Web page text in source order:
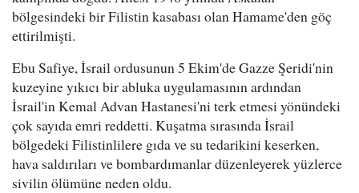
bölgesindeki bir Filistin kasabası olan Hamame'den göç
ettirilmişti.
Ebu Safiye, İsrail ordusunun 5 Ekim'de Gazze Şeridi'nin
kuzeyine yıkıcı bir abluka uygulamasının ardından
İsrail'in Kemal Advan Hastanesi'ni terk etmesi yönündeki
çok sayıda emri reddetti. Kuşatma sırasında İsrail
bölgedeki Filistinlilere gıda ve su tedarikini keserken,
hava saldırıları ve bombardımanlar düzenleyerek yüzlerce
sivilin ölümüne neden oldu.